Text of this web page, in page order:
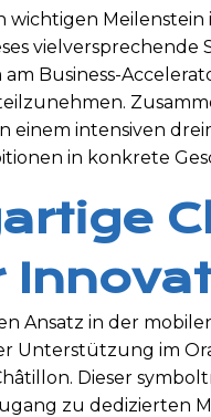
wichtigen
vielversprechende
Business-
einem intensiven
in konkrete
Ansatz in der
Unterstützung im
Dieser
zu dedizierten